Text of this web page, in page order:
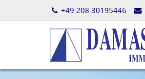
+49 208 30195446